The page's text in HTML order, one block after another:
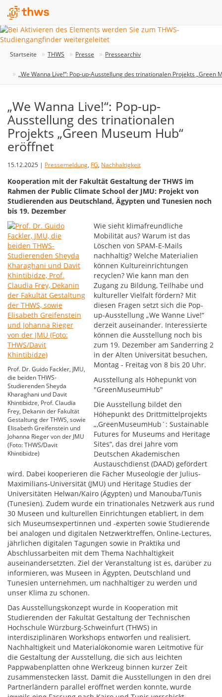
Startseite THWS Presse Pressearchiv
„We Wanna Live!“: Pop-up-Ausstellung des trinationalen Projekts „Green
„We Wanna Live!“: Pop-up-
Ausstellung des trinationalen
Projekts „Green Museum Hub“
eröffnet
15.12.2025 | Pressemeldung, FG, Nachhaltigkeit
Kooperation mit der Fakultät Gestaltung der THWS im
Rahmen der Public Climate School der JMU: Projekt von
Studierenden aus Deutschland, Ägypten und Tunesien noch
bis 19. Dezember
Prof. Dr. Guido Fackler, JMU,
die beiden THWS-
Studierenden Sheyda
Kharaghani und Davit
Khintibidze, Prof. Claudia
Frey, Dekanin der Fakultät
Gestaltung der THWS, sowie
Elisabeth Greifenstein und
Johanna Rieger von der JMU
(Foto: THWS/Davit
Khintibidze)
Wie sieht klimafreundliche
Mobilität aus? Warum ist das
Löschen von SPAM-E-Mails
nachhaltig? Welche Materialien
können Kultureinrichtungen
recyclen? Wie kann man den
Zugang zu Bildung, Teilhabe und
kultureller Vielfalt fördern? Mit
diesen Fragen setzt sich die Pop-
up-Ausstellung „We Wanne Live!“
derzeit auseinander. Interessierte
können die Ausstellung noch bis
zum 19. Dezember am Sanderring 2
in der Alten Universität besuchen,
Montag - Freitag von 8 bis 20 Uhr.
Ausstellung als Höhepunkt von
"GreenMuseumHub"
Die Ausstellung bildet den
Höhepunkt des Drittmittelprojekts
„,GreenMuseumHub´: Sustainable
Futures for Museums and Heritage
Sites“, das drei Jahre vom
Deutschen Akademischen
Austauschdienst (DAAD) gefördert
wird. Dabei kooperieren die Fächer Museologie der Julius-
Maximilians-Universität (JMU) und Heritage Studies der
Universitäten Helwan/Kairo (Ägypten) und Manouba/Tunis
(Tunesien). Zudem wurde ein trinationales Netzwerk aus rund
30 Museen und kulturellen Einrichtungen etabliert, in dem
sich Museumsexpertinnen und -experten sowie Studierende
bei analogen und digitalen Netzwerktreffen, Online-Lectures,
jährlichen digitalen Tagungen sowie in Praktika und
Abschlussarbeiten mit dem Thema Nachhaltigkeit
auseinandersetzten. Ziel der Veranstaltung ist es, darüber zu
informieren, was Museen in Ägypten, Deutschland und
Tunesien unternehmen, um nachhaltiger zu werden und
unser Klima zu schonen.
Das Ausstellungskonzept wurde in Kooperation mit
Studierenden der Fakultät Gestaltung der Technischen
Hochschule Würzburg-Schweinfurt (THWS) in
interdisziplinären Workshops entworfen und realisiert.
Nachhaltigkeit und Materialökonomie waren Leitmotive für
die Gestaltung der Ausstellung, die sich aus leichten
Pappwabenplatten ohne Werkzeug binnen kurzer Zeit
zusammenstecken lässt. Damit die Ausstellungen in den drei
Partnerländern parallel eröffnet werden konnte, wurde